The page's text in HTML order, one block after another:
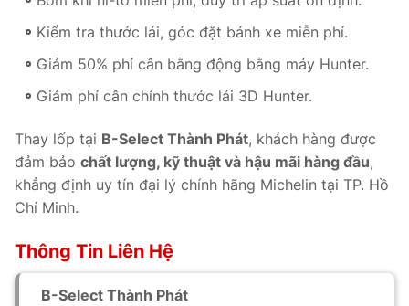
Kiểm tra thước lái, góc đặt bánh xe miễn phí.
Giảm 50% phí cân bằng động bằng máy Hunter.
Giảm phí cân chỉnh thước lái 3D Hunter.
Thay lốp tại B-Select Thành Phát, khách hàng được
đảm bảo chất lượng, kỹ thuật và hậu mãi hàng đầu,
khẳng định uy tín đại lý chính hãng Michelin tại TP. Hồ
Chí Minh.
Thông Tin Liên Hệ
B-Select Thành Phát